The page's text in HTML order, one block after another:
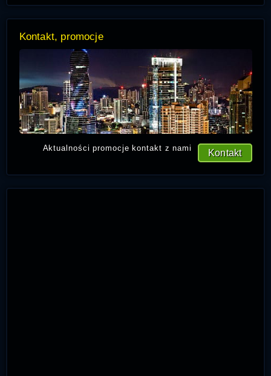
Kontakt, promocje
Kontakt
Aktualności promocje kontakt z nami